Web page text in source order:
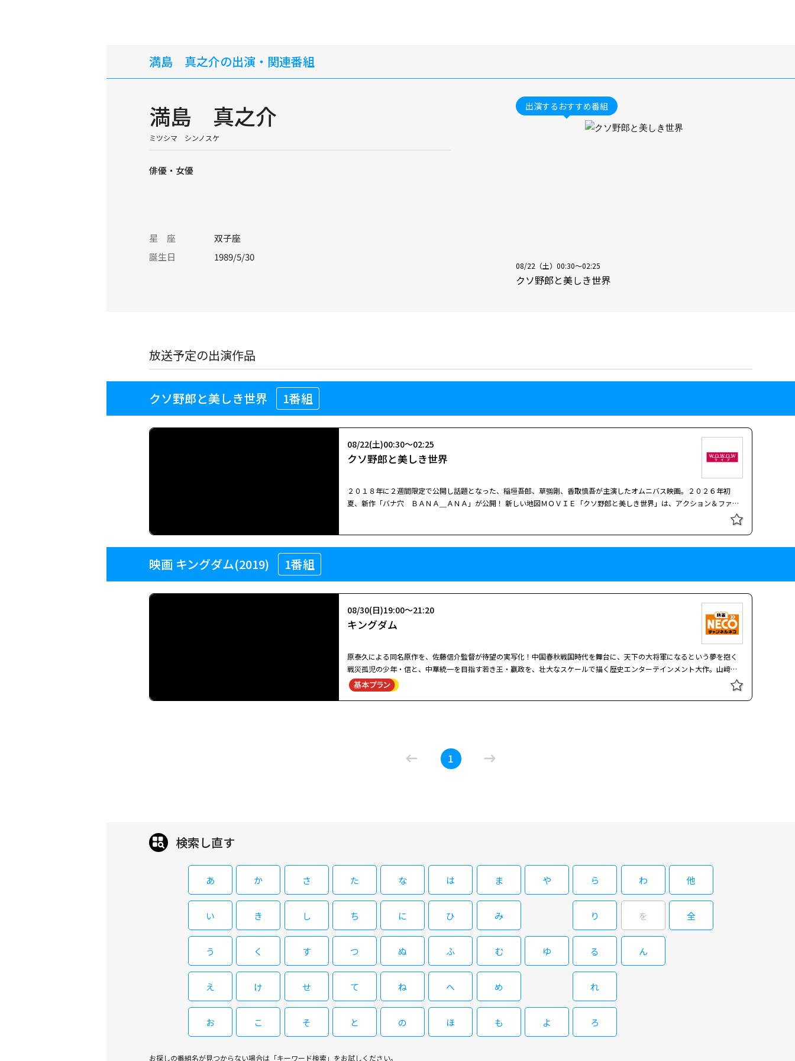
満島 真之介の出演・関連番組
満島 真之介
ミツシマ シンノスケ
俳優・女優
星 座
双子座
誕生日
1989/5/30
出演するおすすめ番組
08/22（土）00:30～02:25
クソ野郎と美しき世界
放送予定の出演作品
クソ野郎と美しき世界 1番組
クソ野郎と美しき世界
08/22(土)00:30～02:25
２０１８年に２週間限定で公開し話題となった、稲垣吾郎、草彅剛、香取慎吾が主演したオムニバス映画。２０２６年初
夏、新作「バナ穴 ＢＡＮＡ＿ＡＮＡ」が公開！ 新しい地図ＭＯＶＩＥ「クソ野郎と美しき世界」は、アクション＆ファン
タジー＆ラブ＆ミュージカル。オールジャンルムービー！ 恋に落ちたピアニスト、歌を喰われたアーティスト、息子を亡
くした父親、そんな彼らが迷い込んだ、美しき世界とは――。極悪でバカで泣けて踊れる？ クソ野郎だらけの４つのストーリ
夏、新作「バナ穴 ＢＡＮＡ＿ＡＮＡ」が公開！ 新しい地図ＭＯＶＩＥ「クソ野郎と美しき世界」は、アクション＆ファン
タジー＆ラブ＆ミュージカル。オールジャンルムービー！ 恋に落ちたピアニスト、歌を喰われたアーティスト、息子を亡
くした父親、そんな彼らが迷い込んだ、美しき世界とは――。極悪でバカで泣けて踊れる？ クソ野郎だらけの４つのストーリ
ｏｄｅ．１「ピアニストを撃つな！」全力で走る女、フジコ。フジコを追う不気味なマスクをした極悪人「マッドドッ
グ」。彼らが向かう先には天才ピアニストがいた。ｅｐｉｓｏｄｅ．２「慎吾ちゃんと歌喰いの巻」歌を食べて生きる少女
は歌えなくなったアーティストと不思議な関係を繰り広げる。ほか、ｅｐｉｓｏｄｅ．３「光へ、航る」とｅｐｉｓｏｄ
閉じる
映画 キングダム(2019) 1番組
キングダム
08/30(日)19:00～21:20
原泰久による同名原作を、佐藤信介監督が待望の実写化！中国春秋戦国時代を舞台に、天下の大将軍になるという夢を抱く
戦災孤児の少年・信と、中華統一を目指す若き王・嬴政を、壮大なスケールで描く歴史エンターテインメント大作。山﨑賢
人を中心に、吉沢亮、長澤まさみ、橋本環奈、大沢たかおなど、日本を代表する豪華キャスト陣が集結。 戦災孤児の少年の
信と漂は、いつか天下の大将軍になることを夢見て日々剣術の鍛練を積んでいた。ある日、漂は王都の大臣である昌文君に
原泰久による同名原作を、佐藤信介監督が待望の実写化！中国春秋戦国時代を舞台に、天下の大将軍になるという夢を抱く
1
検索し直す
あ
い
う
え
お
か
き
く
け
こ
さ
し
す
せ
そ
た
ち
つ
て
と
な
に
ぬ
ね
の
は
ひ
ふ
へ
ほ
ま
み
む
め
も
や
ゆ
よ
ら
り
る
れ
ろ
わ
を
ん
他
全
お探しの番組名が見つからない場合は「キーワード検索」をお試しください。